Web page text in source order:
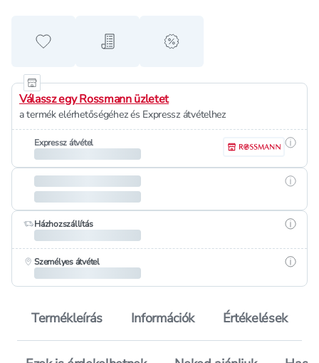
Hozzáadás a kedvencekhez
Hozzáadás a bevásárló listához
alert when on sale
Válassz egy Rossmann üzletet
a termék elérhetőségéhez és Expressz átvételhez
Expressz átvétel
Házhozszállítás
Személyes átvétel
Termékleírás Információk Értékelések